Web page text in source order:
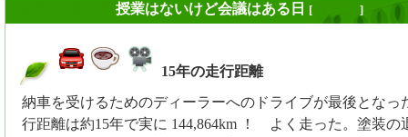
授業はないけど会議はある日 [ ]
15年の走行距離
納車を受けるためのディーラーへのドライブが最後となっ
行距離は約15年で実に 144,864km ！ よく走った。塗装の